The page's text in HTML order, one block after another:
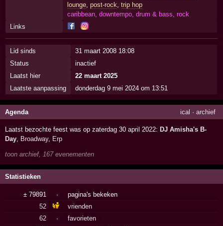
lounge, post-rock, trip hop
caribbean, downtempo, drum & bass, rock
Links
Lid sinds
31 maart 2008 18:08
Status
inactief
Laatst hier
22 maart 2025
Laatste aanpassing
donderdag 9 mei 2024 om 13:51
Agenda ical · archief
Laatst bezochte feest was op zaterdag 30 april 2022:DJ Amisha's B-
Day Broadway, Erp
toon archief, 167 evenementen
Statistieken
± 79891 ·
pagina's bekeken
52
vrienden
62
·
favorieten